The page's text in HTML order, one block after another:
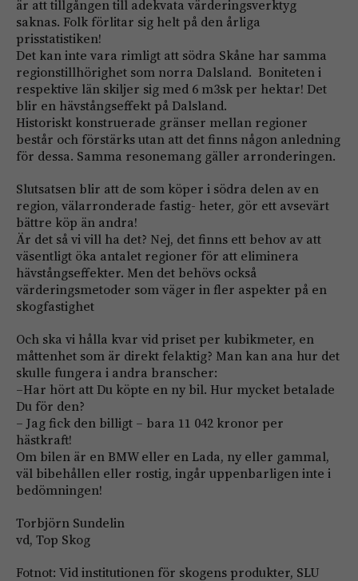
är att tillgången till adekvata värderingsverktyg
saknas. Folk förlitar sig helt på den årliga
prisstatistiken!
Det kan inte vara rimligt att södra Skåne har samma
regionstillhörighet som norra Dalsland. Boniteten i
respektive län skiljer sig med 6 m3sk per hektar! Det
blir en hävstångseffekt på Dalsland.
Historiskt konstruerade gränser mellan regioner
består och förstärks utan att det finns någon anledning
för dessa. Samma resonemang gäller arronderingen.
Slutsatsen blir att de som köper i södra delen av en
region, välarronderade fastig- heter, gör ett avsevärt
bättre köp än andra!
Är det så vi vill ha det? Nej, det finns ett behov av att
väsentligt öka antalet regioner för att eliminera
hävstångseffekter. Men det behövs också
värderingsmetoder som väger in fler aspekter på en
skogfastighet
Och ska vi hålla kvar vid priset per kubikmeter, en
måttenhet som är direkt felaktig? Man kan ana hur det
skulle fungera i andra branscher:
–Har hört att Du köpte en ny bil. Hur mycket betalade
Du för den?
– Jag fick den billigt – bara 11 042 kronor per
hästkraft!
Om bilen är en BMW eller en Lada, ny eller gammal,
väl bibehållen eller rostig, ingår uppenbarligen inte i
bedömningen!
Torbjörn Sundelin
vd, Top Skog
Fotnot: Vid institutionen för skogens produkter, SLU